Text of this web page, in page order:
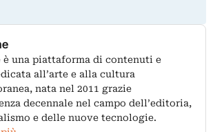
è una piattaforma di contenuti e
all’arte e alla cultura
nata nel 2011 grazie
decennale nel campo dell’editoria,
e delle nuove tecnologie.